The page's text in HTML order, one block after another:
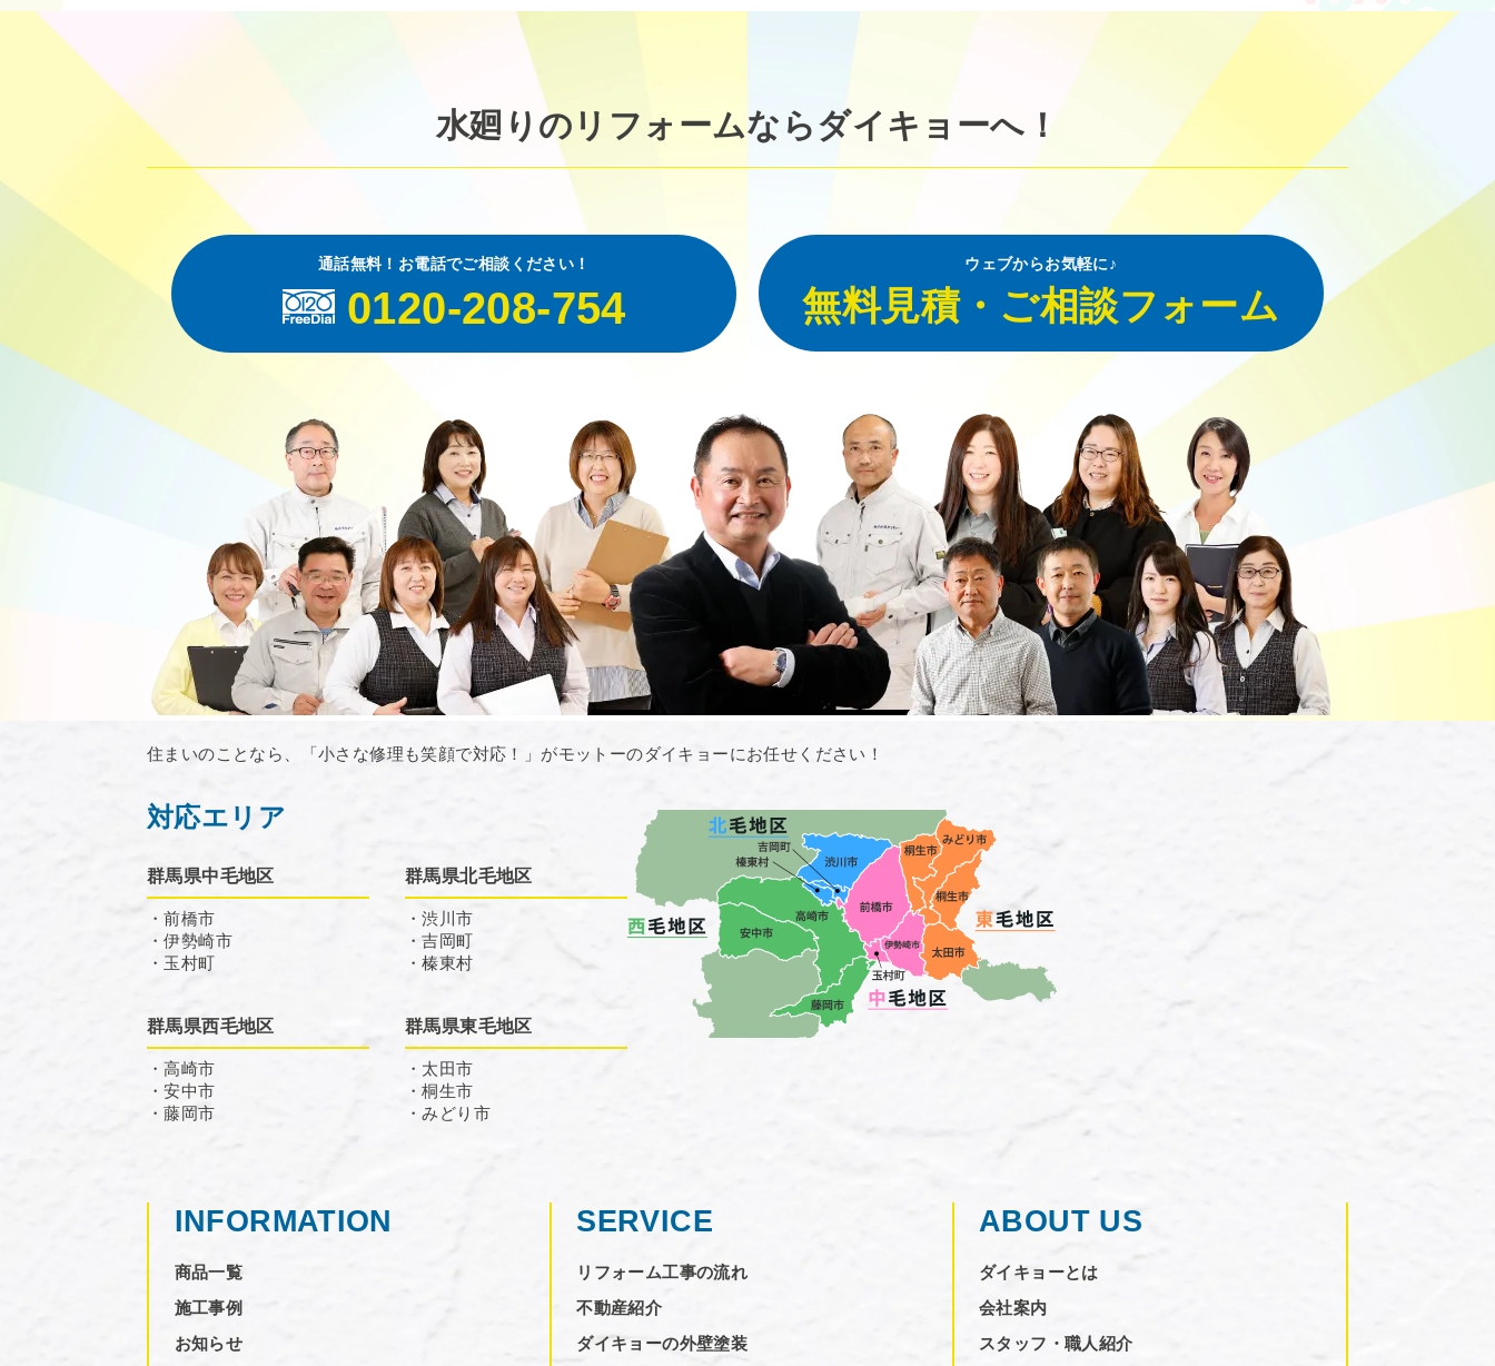
水廻りのリフォームならダイキョーへ！
通話無料！お電話でご相談ください！
0120-208-754
ウェブからお気軽に♪
無料見積・ご相談フォーム
住まいのことなら、「小さな修理も笑顔で対応！」がモットーのダイキョーにお任せください！
対応エリア
群馬県中毛地区
・前橋市
・伊勢崎市
・玉村町
群馬県北毛地区
・渋川市
・吉岡町
・榛東村
群馬県西毛地区
・高崎市
・安中市
・藤岡市
群馬県東毛地区
・太田市
・桐生市
・みどり市
INFORMATION
商品一覧
施工事例
お知らせ
SERVICE
リフォーム工事の流れ
不動産紹介
ダイキョーの外壁塗装
ABOUT US
ダイキョーとは
会社案内
スタッフ・職人紹介